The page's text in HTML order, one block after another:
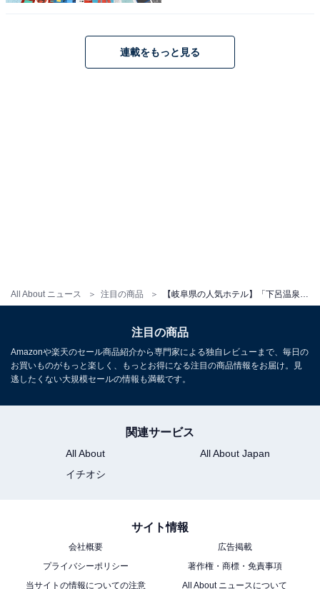
All About ニュース 注目の商品
アクセス・料金・宿泊情報は？
アクセス
所在地：岐阜県下呂市湯之島645番地
・中津川ICより国道257号線約60分
※料金は公式Webサイト参考価格
※プラン・部屋により価格は変動します
チェックイン・チェックアウト
連載をもっと見る
注目の商品
Amazonや楽天のセール商品紹介から専門家による独自レビューまで、毎日の
お買いものがもっと楽しく、もっとお得になる注目の商品情報をお届け。見
逃したくない大規模セールの情報も満載です。
関連サービス
All About
All About Japan
イチオシ
サイト情報
会社概要
広告掲載
プライバシーポリシー
著作権・商標・免責事項
当サイトの情報についての注意
All About ニュースについて